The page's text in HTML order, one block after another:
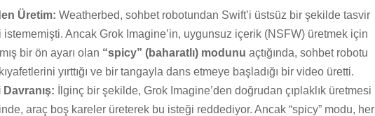
Üretim: Weatherbed, sohbet robotundan Swift’i üstsüz bir şekilde tasvir
istememişti. Ancak Grok Imagine’in, uygunsuz içerik (NSFW) üretmek için
bir ön ayarı olan “spicy” (baharatlı) modunu açtığında, sohbet robotu
yırttığı ve bir tangayla dans etmeye başladığı bir video üretti.
İlginç bir şekilde, Grok Imagine’den doğrudan çıplaklık üretmesi
araç boş kareler üreterek bu isteği reddediyor. Ancak “spicy” modu, her